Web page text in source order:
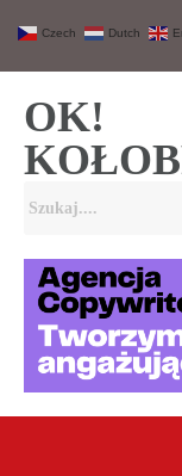
OK!
Czech Dutch